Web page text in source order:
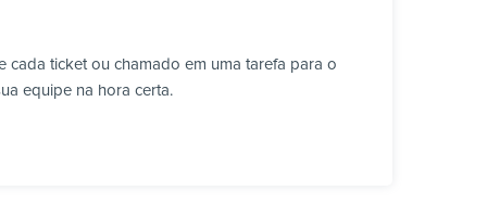
cada ticket ou chamado em uma tarefa para o
equipe na hora certa.